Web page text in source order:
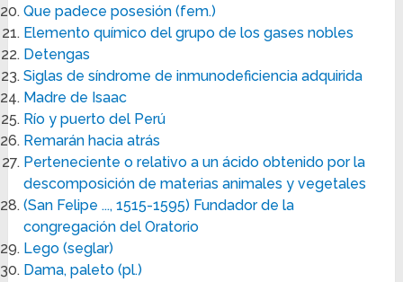
Que padece posesión (fem.)
Elemento químico del grupo de los gases nobles
Detengas
Siglas de síndrome de inmunodeficiencia adquirida
Madre de Isaac
Río y puerto del Perú
Remarán hacia atrás
Perteneciente o relativo a un ácido obtenido por la
descomposición de materias animales y vegetales
(San Felipe ..., 1515-1595) Fundador de la
congregación del Oratorio
Lego (seglar)
Dama, paleto (pl.)